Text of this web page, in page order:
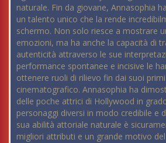
naturale. Fin da giovane, Annasophia
un talento unico che la rende
schermo. Non solo riesce a mostrare
emozioni, ma ha anche la capacità di
autenticità attraverso le sue
performance spontanee e incisive le
ottenere ruoli di rilievo fin dai suoi
cinematografico. Annasophia ha
delle poche attrici di Hollywood in
personaggi diversi in modo credibile e
sua abilità attoriale naturale è
migliori attributi e un grande motivo